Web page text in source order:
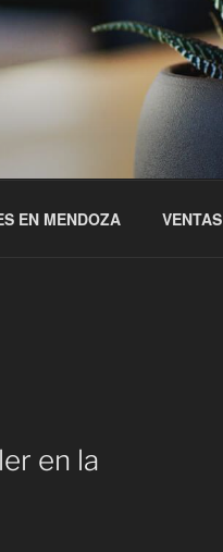
EN MENDOZA VENTAS
en la